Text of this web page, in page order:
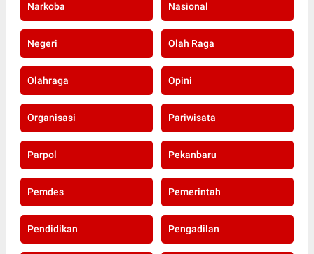
Narkoba Nasional
Negeri Olah Raga
Olahraga Opini
Organisasi Pariwisata
Parpol Pekanbaru
Pemdes Pemerintah
Pendidikan Pengadilan